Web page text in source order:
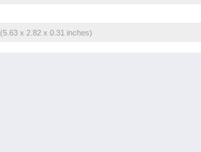
(5.63 x 2.82 x 0.31 inches)